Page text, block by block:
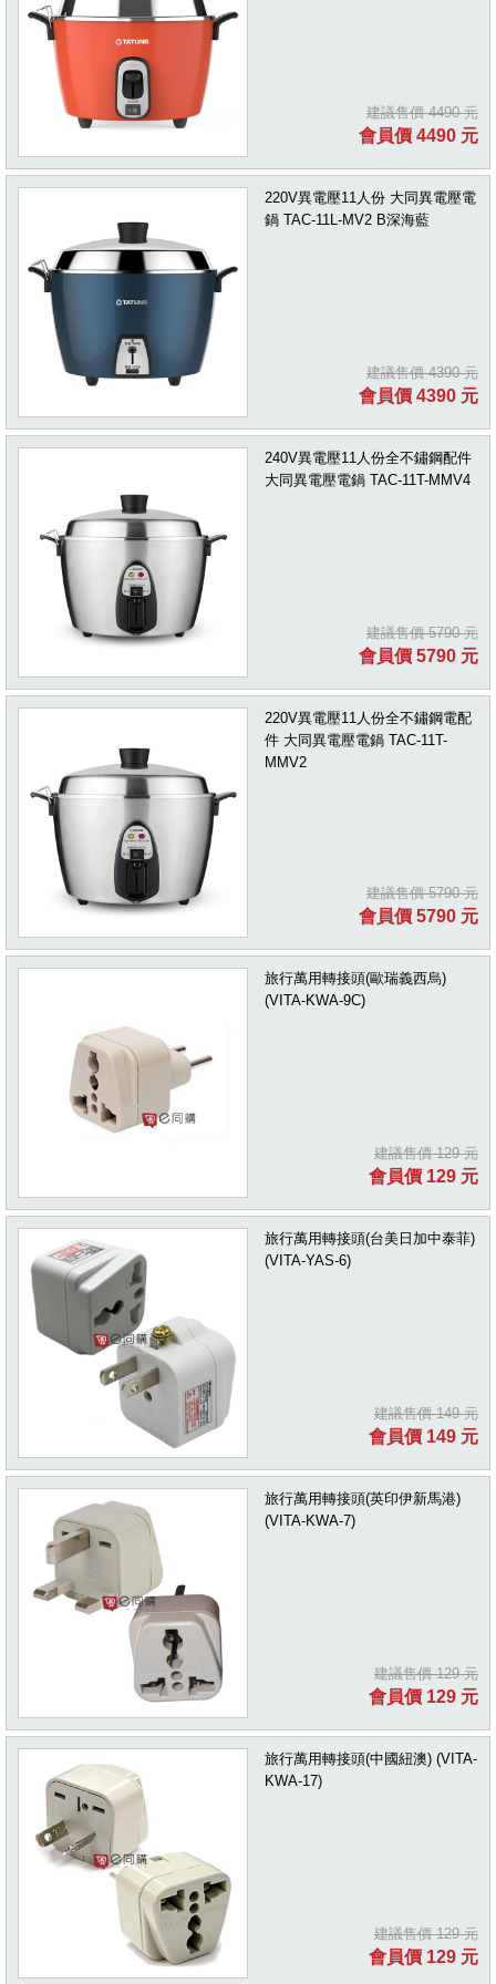
建議售價 4490 元
會員價 4490 元
220V異電壓11人份 大同異電壓電
鍋 TAC-11L-MV2 B深海藍
建議售價 4390 元
會員價 4390 元
240V異電壓11人份全不鏽鋼配件
大同異電壓電鍋 TAC-11T-MMV4
建議售價 5790 元
會員價 5790 元
220V異電壓11人份全不鏽鋼電配
件 大同異電壓電鍋 TAC-11T-
MMV2
建議售價 5790 元
會員價 5790 元
旅行萬用轉接頭(歐瑞義西烏)
(VITA-KWA-9C)
建議售價 129 元
會員價 129 元
旅行萬用轉接頭(台美日加中泰菲)
(VITA-YAS-6)
建議售價 149 元
會員價 149 元
旅行萬用轉接頭(英印伊新馬港)
(VITA-KWA-7)
建議售價 129 元
會員價 129 元
旅行萬用轉接頭(中國紐澳) (VITA-
KWA-17)
建議售價 129 元
會員價 129 元